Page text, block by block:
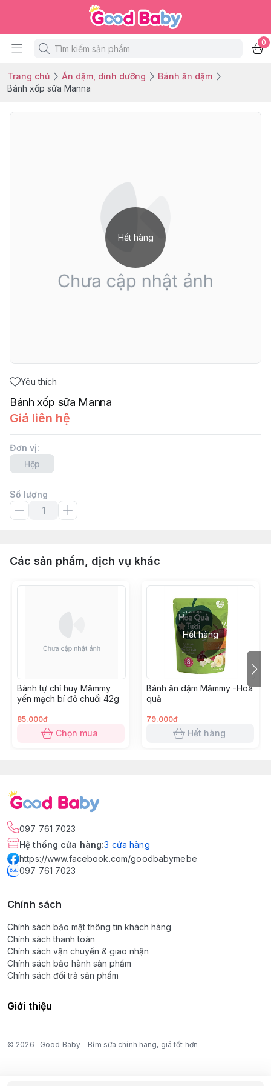
0
Trang chủ Ăn dặm, dinh dưỡng
Bánh ăn dặm
Bánh xốp sữa Manna
Hết hàng
Yêu thích
Bánh xốp sữa Manna
Giá liên hệ
Đơn vị:
Hộp
Số lượng
Các sản phẩm, dịch vụ khác
Bánh tự chỉ huy Mămmy
yến mạch bí đỏ chuối 42g
85.000đ
Chọn mua
Hết hàng
Bánh ăn dặm Mămmy -Hoa
quả
79.000đ
Hết hàng
097 761 7023
Hệ thống cửa hàng:3 cửa hàng
https://www.facebook.com/goodbabymebe
097 761 7023
Chính sách
Chính sách bảo mật thông tin khách hàng
Chính sách thanh toán
Chính sách vận chuyển & giao nhận
Chính sách bảo hành sản phẩm
Chính sách đổi trả sản phẩm
Giới thiệu
© 2026 Good Baby - Bỉm sữa chính hãng, giá tốt hơn